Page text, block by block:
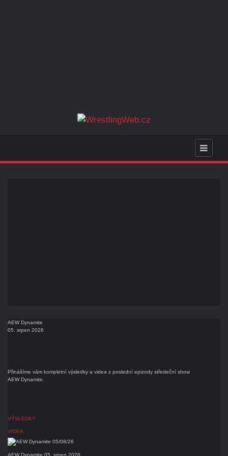
AEW Dynamite
05. srpen 2026
Přinášíme vám kompletní výsledky a videa z poslední epizody středeční show
AEW Dynamite.
VÝSLEDKY
VIDEA
AEW Dynamite 05. srpen 2026